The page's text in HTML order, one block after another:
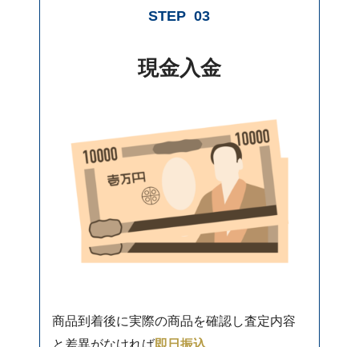
STEP 03
現金入金
商品到着後に実際の商品を確認し査定内容
と差異がなければ即日振込